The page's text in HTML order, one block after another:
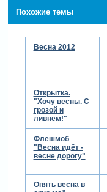
Похожие темы
Весна 2012
Открытка.
"Хочу весны. С
грозой и
ливнем!"
Флешмоб
"Весна идёт -
весне дорогу"
Опять весна в